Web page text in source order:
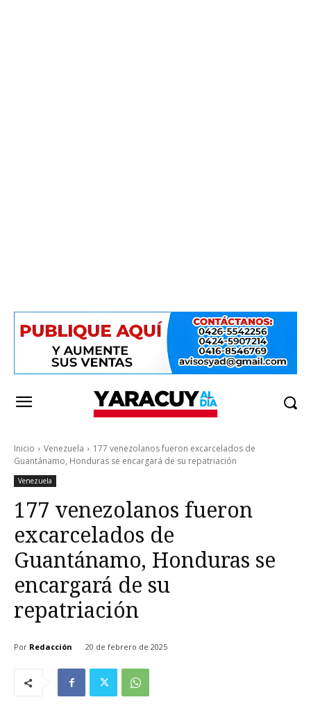
Inicio Venezuela
177 venezolanos fueron excarcelados de
Guantánamo, Honduras se encargará de su repatriación
Venezuela
177 venezolanos fueron
excarcelados de
Guantánamo, Honduras se
encargará de su
repatriación
Por Redacción 20 de febrero de 2025